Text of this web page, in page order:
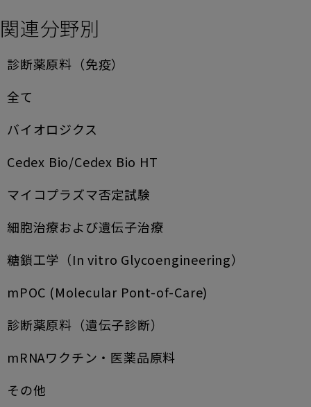
関連分野別
診断薬原料（免疫）
全て
バイオロジクス
Cedex Bio/Cedex Bio HT
マイコプラズマ否定試験
細胞治療および遺伝子治療
糖鎖工学（In vitro Glycoengineering）
mPOC (Molecular Pont-of-Care)
診断薬原料（遺伝子診断）
mRNAワクチン・医薬品原料
その他